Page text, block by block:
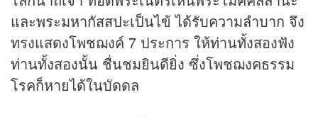
และพระมหากัสสปะเป็นไข้ ได้รับความลำบาก จึง
ทรงแสดงโพชฌงค์ 7 ประการ ให้ท่านทั้งสองฟัง
ท่านทั้งสองนั้น ชื่นชมยินดียิ่ง ซึ่งโพชฌงคธรรม
โรคก็หายได้ในบัดดล